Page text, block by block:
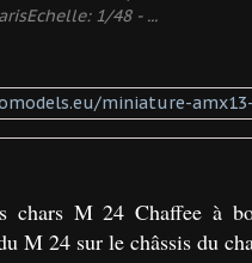
1/48 - ...
chars M 24 Chaffee à
M 24 sur le châssis du